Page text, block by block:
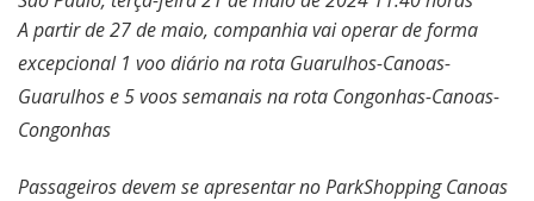
A partir de 27 de maio, companhia vai operar de forma
excepcional 1 voo diário na rota Guarulhos-Canoas-
Guarulhos e 5 voos semanais na rota Congonhas-Canoas-
Congonhas
Passageiros devem se apresentar no ParkShopping Canoas